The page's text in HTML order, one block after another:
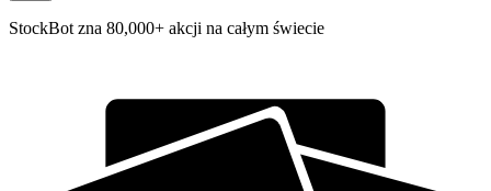
StockBot zna 80,000+ akcji na całym świecie